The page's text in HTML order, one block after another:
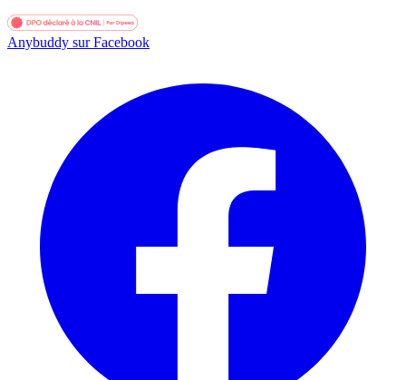
Anybuddy sur Facebook